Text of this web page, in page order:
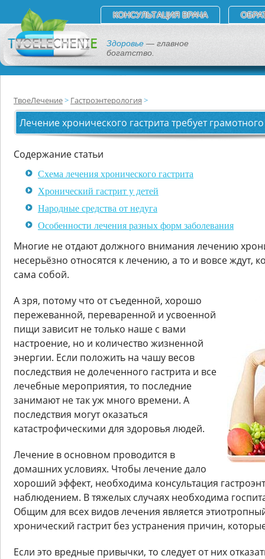
КОНСУЛЬТАЦИЯ ВРАЧА
Здоровье — главное
богатство.
ТвоеЛечение Гастроэнтерология
Лечение хронического гастрита требует
Содержание статьи
Схема лечения хронического гастрита
Хронический гастрит у детей
Народные средства от недуга
Особенности лечения разных форм заболевания
Многие не отдают должного внимания лечению
несерьёзно относятся к лечению, а то и вовсе ждут,
сама собой.
А зря, потому что от съеденной, хорошо
пережеванной, переваренной и усвоенной
пищи зависит не только наше с вами
настроение, но и количество жизненной
энергии. Если положить на чашу весов
последствия не долеченного гастрита и все
лечебные мероприятия, то последние
занимают не так уж много времени. А
последствия могут оказаться
катастрофическими для здоровья людей.
Лечение в основном проводится в
домашних условиях. Чтобы лечение дало
хороший эффект, необходима консультация
наблюдением. В тяжелых случаях необходима
Общим для всех видов лечения является
хронический гастрит без устранения причин,
Если это вредные привычки, то следует от них